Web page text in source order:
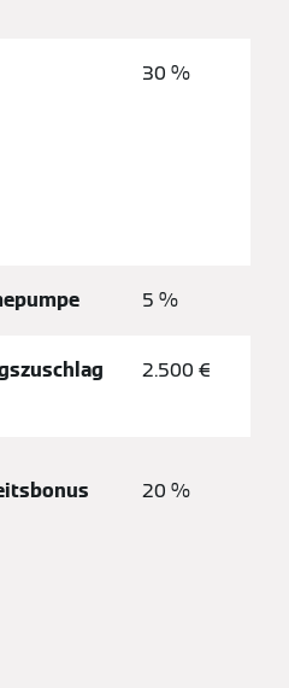
30 %
5 %
2.500 €
20 %